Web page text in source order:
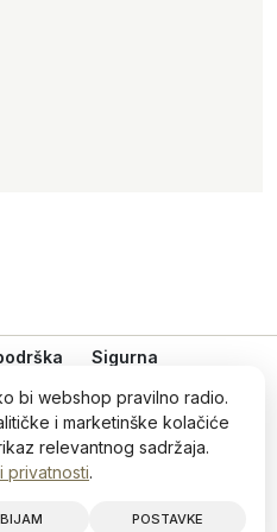
i
Sigurna
kupovina
· info@dekora.ba
bi webshop pravilno radio.
i marketinške kolačiće
relevantnog sadržaja.
privatnosti.
POSTAVKE